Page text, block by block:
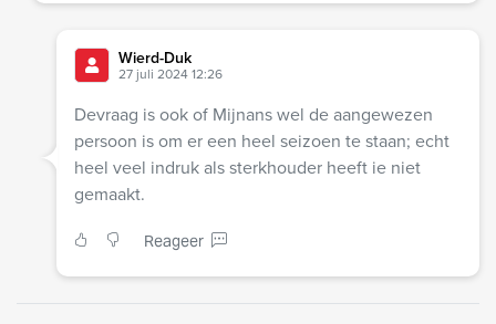
Wierd-Duk
27 juli 2024 12:26
Devraag is ook of Mijnans wel de aangewezen
persoon is om er een heel seizoen te staan; echt
heel veel indruk als sterkhouder heeft ie niet
gemaakt.
Reageer